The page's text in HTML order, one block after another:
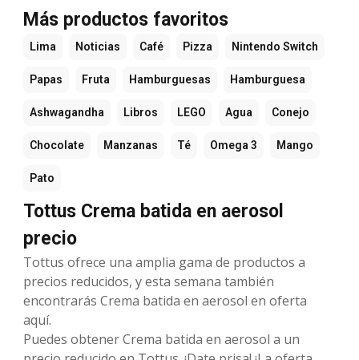
Más productos favoritos
Lima Noticias Café Pizza Nintendo Switch
Papas Fruta Hamburguesas Hamburguesa
Ashwagandha Libros LEGO Agua Conejo
Chocolate Manzanas Té Omega 3 Mango
Pato
Tottus Crema batida en aerosol
precio
Tottus ofrece una amplia gama de productos a
precios reducidos, y esta semana también
encontrarás Crema batida en aerosol en oferta
aquí.
Puedes obtener Crema batida en aerosol a un